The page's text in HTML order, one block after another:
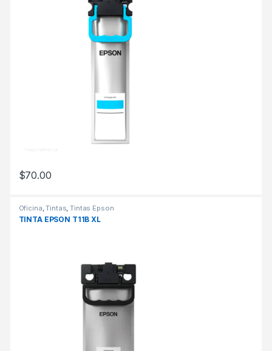
$70.00
Oficina,Tintas,Tintas Epson
TINTA EPSON T11B XL